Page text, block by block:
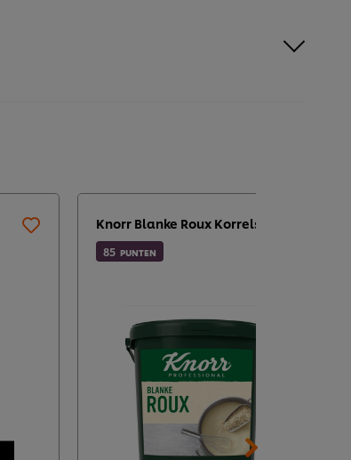
Knorr Blanke Roux Korrels 10kg
85 PUNTEN